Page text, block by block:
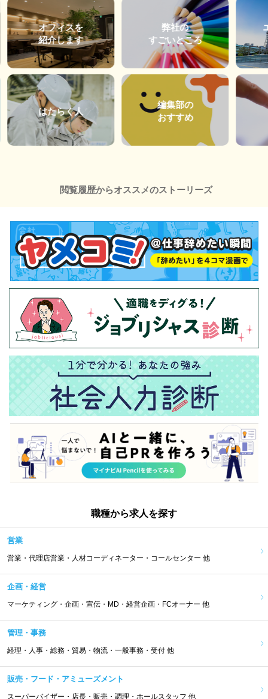
オフィスを
紹介します
はたらく人
弊社の
すごいところ
編集部の
おすすめ
閲覧履歴からオススメのストーリーズ
職種から求人を探す
営業
営業・代理店営業・人材コーディネーター・コールセンター 他
企画・経営
マーケティング・企画・宣伝・MD・経営企画・FCオーナー 他
管理・事務
経理・人事・総務・貿易・物流・一般事務・受付 他
販売・フード・アミューズメント
スーパーバイザー・店長・販売・調理・ホールスタッフ 他